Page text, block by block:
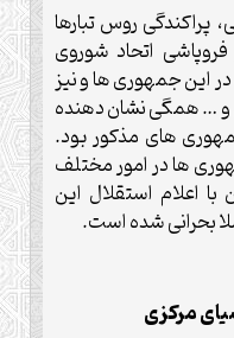
روس تبارها
اتحاد شوروی
این جمهوری ها و نیز
و … همگی نشان دهنده
های مذکور بود.
ها در امور مختلف
اعلام استقلال این
بحرانی شده است.
مرکزی